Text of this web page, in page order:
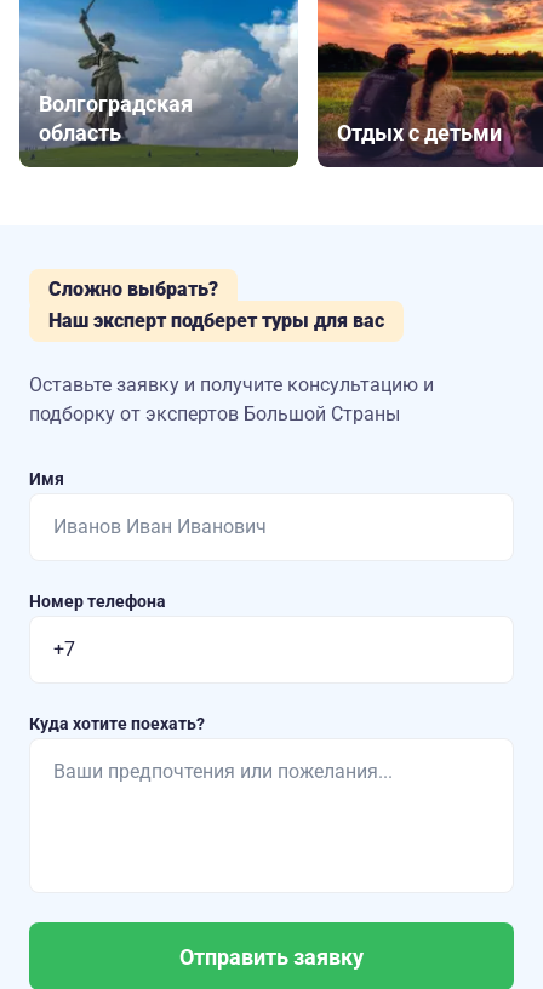
Волгоградская
область
Отдых с детьми
Сложно выбрать?
Наш эксперт подберет туры для вас
Оставьте заявку и получите консультацию и
подборку от экспертов Большой Страны
Имя
Номер телефона
Куда хотите поехать?
Отправить заявку